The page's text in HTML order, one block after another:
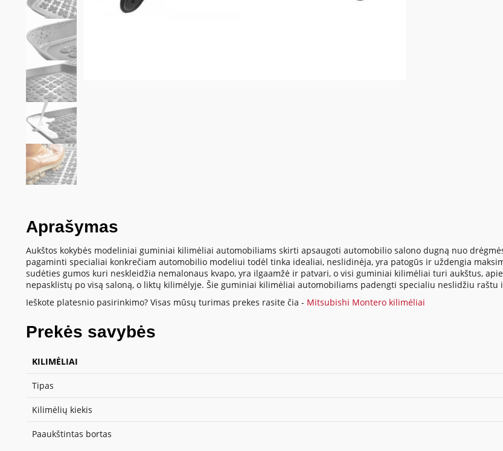
Aprašymas
Aukštos kokybės modeliniai guminiai kilimėliai automobiliams skirti apsaugoti automobilio salono dugną nuo
pagaminti specialiai konkrečiam automobilio modeliui todėl tinka idealiai, neslidinėja, yra patogūs ir uždengia
sudėties gumos kuri neskleidžia nemalonaus kvapo, yra ilgaamžė ir patvari, o visi guminiai kilimėliai turi aukštus,
nepasklistų po visą saloną, o liktų kilimėlyje. Šie guminiai kilimėliai automobiliams padengti specialiu neslidžiu
Ieškote platesnio pasirinkimo? Visas mūsų turimas prekes rasite čia - Mitsubishi Montero kilimėliai
Prekės savybės
KILIMĖLIAI
Tipas
Kilimėlių kiekis
Paaukštintas bortas